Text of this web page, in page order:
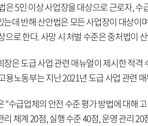
은 5인 이상 사업장을 대상으로 근로자,
는데 반해 산안법은 모든 사업장이 대상이
으로 한다. 사망 시 처벌 수준은 중처법이
장은 도급 사업 관련 매뉴얼이 제시한 적
용노동부는 지난 2021년 도급 사업 관련
“수급업체의 안전 수준 평가 방법에 대해
리 체계 20점, 실행 수준 40점, 운영 관리